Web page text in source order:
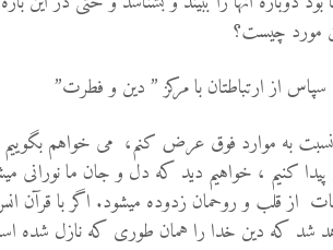
مورد چیست؟
سپاس از ارتباطتان با مرکز ” دین و فطرت”
نسبت به موارد فوق عرض کنم، می خواهم
کنیم ، خواهیم دید که دل و جان ما نورانی
از قلب و روحمان زدوده می‏شود. اگر با قرآن
شد که دین خدا را همان طوری که نازل شده